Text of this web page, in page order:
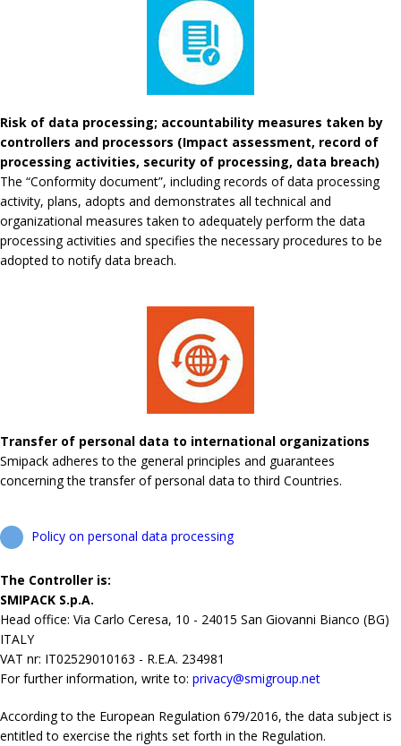
Risk of data processing; accountability measures taken by
controllers and processors (Impact assessment, record of
processing activities, security of processing, data breach)
The “Conformity document”, including records of data processing
activity, plans, adopts and demonstrates all technical and
organizational measures taken to adequately perform the data
processing activities and specifies the necessary procedures to be
adopted to notify data breach.
Transfer of personal data to international organizations
Smipack adheres to the general principles and guarantees
concerning the transfer of personal data to third Countries.
Policy on personal data processing
The Controller is:
SMIPACK S.p.A.
Head office: Via Carlo Ceresa, 10 - 24015 San Giovanni Bianco (BG)
ITALY
VAT nr: IT02529010163 - R.E.A. 234981
For further information, write to: privacy@smigroup.net
According to the European Regulation 679/2016, the data subject is
entitled to exercise the rights set forth in the Regulation.